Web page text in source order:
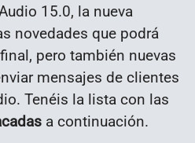
15.0, la nueva
novedades que podrá
pero también nuevas
mensajes de clientes
Tenéis la lista con las
a continuación.